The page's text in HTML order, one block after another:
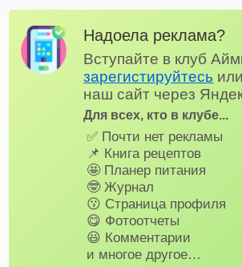
Надоела реклама?
Вступайте в клуб
зарегистируйтесь или
наш сайт через
Для всех, кто в клубе...
✅ Почти нет рекламы
📌 Книга рецептов
🤩 Планер питания
🤓 Журнал
😗 Страница профиля
😋 Фотоотчеты
😃 Комментарии
и многое другое…